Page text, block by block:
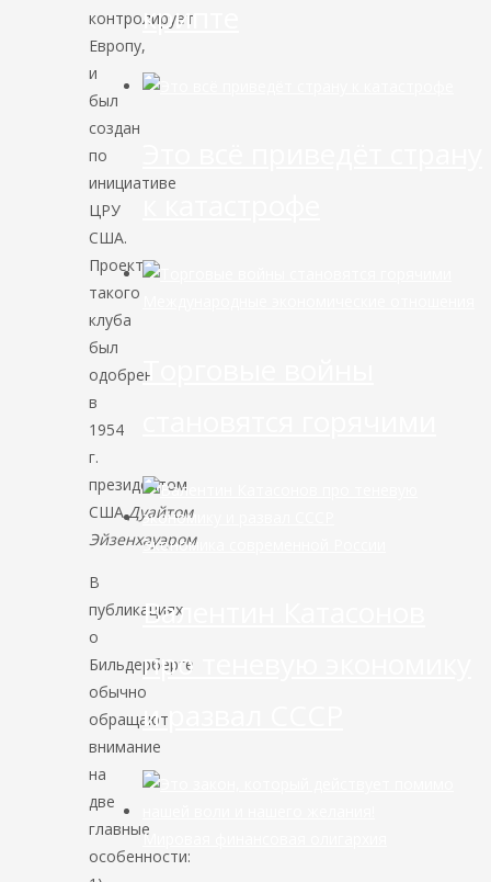
контролирует
Европу,
и
был
создан
по
инициативе
ЦРУ
США.
Проект
такого
клуба
был
одобрен
в
1954
г.
президентом
СШАДуайтом
Эйзенхауэром.
В
публикациях
о
Бильдерберге
обычно
обращают
внимание
на
две
главные
особенности:
крипте
Торговые войны
Экономика современной России
Валентин Катасонов
про теневую экономику
и развал СССР
Мировая финансовая олигархия